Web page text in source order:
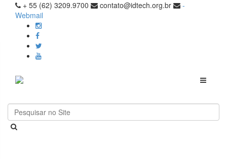
+ 55 (62) 3209.9700 contato@idtech.org.br
-
Webmail
Toggle